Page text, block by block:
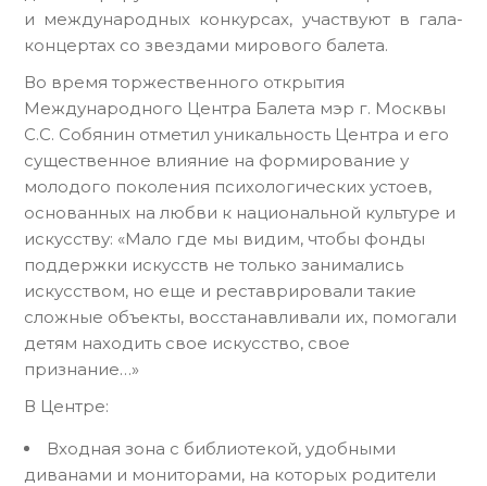
и международных конкурсах, участвуют в гала-
концертах со звездами мирового балета.
Во время торжественного открытия
Международного Центра Балета мэр г. Москвы
С.С. Собянин отметил уникальность Центра и его
существенное влияние на формирование у
молодого поколения психологических устоев,
основанных на любви к национальной культуре и
искусству: «Мало где мы видим, чтобы фонды
поддержки искусств не только занимались
искусством, но еще и реставрировали такие
сложные объекты, восстанавливали их, помогали
детям находить свое искусство, свое
признание…»
В Центре:
Входная зона с библиотекой, удобными
диванами и мониторами, на которых родители